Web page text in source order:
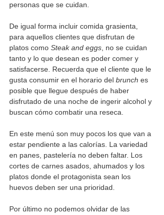
personas que se cuidan.
De igual forma incluir comida grasienta,
para aquellos clientes que disfrutan de
platos como Steak and eggs, no se cuidan
tanto y lo que desean es poder comer y
satisfacerse. Recuerda que el cliente que le
gusta consumir en el horario del brunch es
posible que llegue después de haber
disfrutado de una noche de ingerir alcohol y
buscan cómo combatir una reseca.
En este menú son muy pocos los que van a
estar pendiente a las calorías. La variedad
en panes, pastelería no deben faltar. Los
cortes de carnes asados, ahumados y los
platos donde el protagonista sean los
huevos deben ser una prioridad.
Por último no podemos olvidar de las